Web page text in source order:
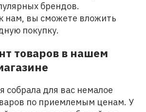
брендов.
нам, вы сможете вложить
покупку.
товаров в нашем
собрала для вас немалое
по приемлемым ценам. У